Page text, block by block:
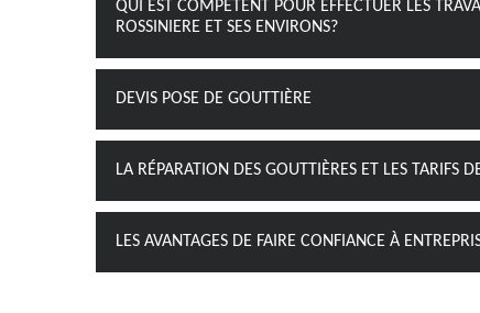
QUI EST COMPÉTENT POUR EFFECTUER LES
ROSSINIERE ET SES ENVIRONS?
DEVIS POSE DE GOUTTIÈRE
LA RÉPARATION DES GOUTTIÈRES ET LES TARIFS
LES AVANTAGES DE FAIRE CONFIANCE À